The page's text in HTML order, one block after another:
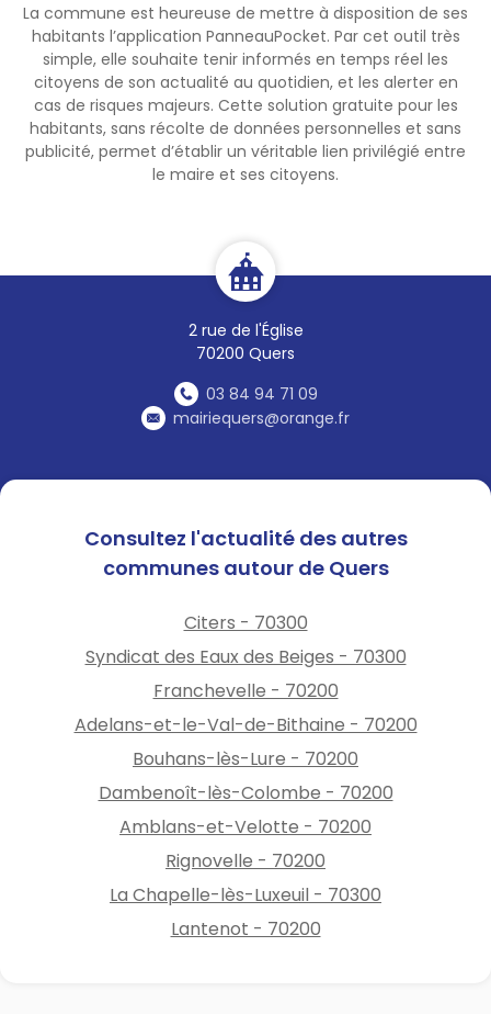
La commune est heureuse de mettre à disposition de ses
habitants l’application PanneauPocket. Par cet outil très
simple, elle souhaite tenir informés en temps réel les
citoyens de son actualité au quotidien, et les alerter en
cas de risques majeurs. Cette solution gratuite pour les
habitants, sans récolte de données personnelles et sans
publicité, permet d’établir un véritable lien privilégié entre
le maire et ses citoyens.
2 rue de l'Église
70200 Quers
03 84 94 71 09
mairiequers@orange.fr
Consultez l'actualité des autres
communes autour de Quers
Citers - 70300
Syndicat des Eaux des Beiges - 70300
Franchevelle - 70200
Adelans-et-le-Val-de-Bithaine - 70200
Bouhans-lès-Lure - 70200
Dambenoît-lès-Colombe - 70200
Amblans-et-Velotte - 70200
Rignovelle - 70200
La Chapelle-lès-Luxeuil - 70300
Lantenot - 70200